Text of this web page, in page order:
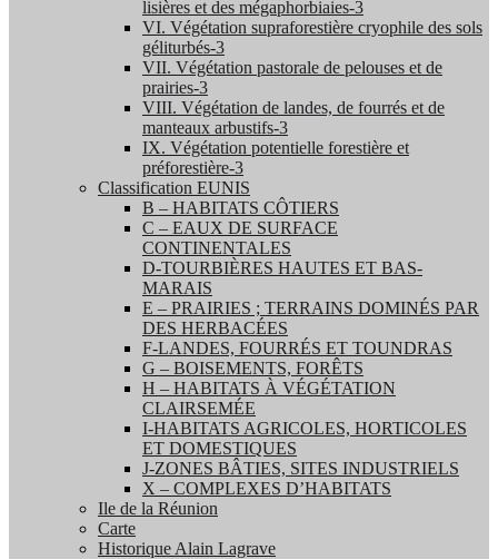
lisières et des mégaphorbiaies-3
VI. Végétation supraforestière cryophile des sols
géliturbés-3
VII. Végétation pastorale de pelouses et de
prairies-3
VIII. Végétation de landes, de fourrés et de
manteaux arbustifs-3
IX. Végétation potentielle forestière et
préforestière-3
Classification EUNIS
B – HABITATS CÔTIERS
C – EAUX DE SURFACE
CONTINENTALES
D-TOURBIÈRES HAUTES ET BAS-
MARAIS
E – PRAIRIES ; TERRAINS DOMINÉS PAR
DES HERBACÉES
F-LANDES, FOURRÉS ET TOUNDRAS
G – BOISEMENTS, FORÊTS
H – HABITATS À VÉGÉTATION
CLAIRSEMÉE
I-HABITATS AGRICOLES, HORTICOLES
ET DOMESTIQUES
J-ZONES BÂTIES, SITES INDUSTRIELS
X – COMPLEXES D’HABITATS
Ile de la Réunion
Carte
Historique Alain Lagrave